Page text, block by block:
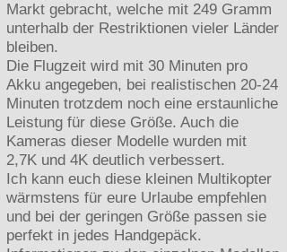
Markt gebracht, welche mit 249 Gramm
unterhalb der Restriktionen vieler Länder
bleiben.
Die Flugzeit wird mit 30 Minuten pro
Akku angegeben, bei realistischen 20-24
Minuten trotzdem noch eine erstaunliche
Leistung für diese Größe. Auch die
Kameras dieser Modelle wurden mit
2,7K und 4K deutlich verbessert.
Ich kann euch diese kleinen Multikopter
wärmstens für eure Urlaube empfehlen
und bei der geringen Größe passen sie
perfekt in jedes Handgepäck.